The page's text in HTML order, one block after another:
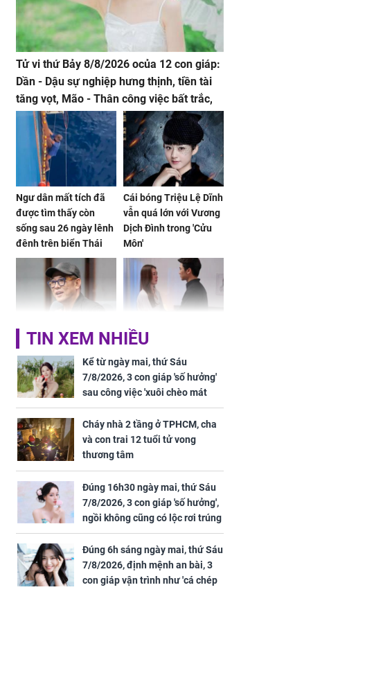
Tử vi thứ Bảy 8/8/2026 ocủa 12 con giáp:
Dần - Dậu sự nghiệp hưng thịnh, tiền tài
tăng vọt, Mão - Thân công việc bất trắc,
tiền mất tật mang
Ngư dân mất tích đã
được tìm thấy còn
sống sau 26 ngày lênh
đênh trên biển Thái
Bình Dương
Cái bóng Triệu Lệ Dĩnh
vẫn quá lớn với Vương
Dịch Đình trong 'Cửu
Môn'
Lý Liên Kiệt lên tiếng
sau tin đồn thay tim,
cởi áo chứng minh sức
khỏe
Cô gái bị ép đi xem
mắt, nhưng vừa thấy
đối tượng mai mối thì
đỏ mặt ‘đứng hình’
không đồng hành cùng
Châu Tinh Trì, Địch Lệ
Nhiệt Ba quảng bá
TIN XEM NHIỀU
Kể từ ngày mai, thứ Sáu
7/8/2026, 3 con giáp 'số hưởng'
sau công việc 'xuôi chèo mát
mái', tiền tài 'thu về như nước',
tình duyên viên mãn
Cháy nhà 2 tầng ở TPHCM, cha
và con trai 12 tuổi tử vong
thương tâm
Đúng 16h30 ngày mai, thứ Sáu
7/8/2026, 3 con giáp 'số hưởng',
ngồi không cũng có lộc rơi trúng
đầu, vừa tránh được họa vừa có
tiền vàng
Đúng 6h sáng ngày mai, thứ Sáu
7/8/2026, định mệnh an bài, 3
con giáp vận trình như 'cá chép